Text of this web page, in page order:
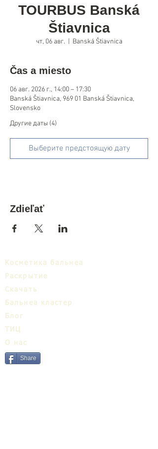
TOURBUS Banská
Štiavnica
чт, 06 авг. Banská Štiavnica
Čas a miesto
06 авг. 2026 г., 14:00 – 17:30
Banská Štiavnica, 969 01 Banská Štiavnica,
Slovensko
Другие даты (4)
Выберите предстоящую дату
Zdieľať
Косметика бальнеа
Раскрытие
Cкачать
Бальнеa кластер
Блог
ТИЦ
О нас
Share